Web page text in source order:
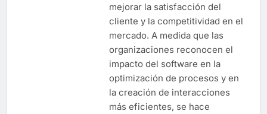
mejorar la satisfacción del
cliente y la competitividad en el
mercado. A medida que las
organizaciones reconocen el
impacto del software en la
optimización de procesos y en
la creación de interacciones
más eficientes, se hace